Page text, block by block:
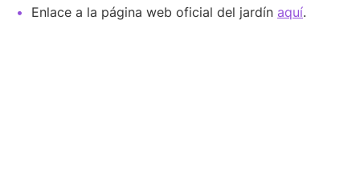
Enlace a la página web oficial del jardín aquí.